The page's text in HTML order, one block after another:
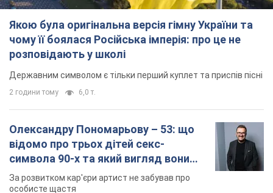
Якою була оригінальна версія гімну України та
чому її боялася Російська імперія: про це не
розповідають у школі
Державним символом є тільки перший куплет та приспів пісні
2 години тому 6,0 т.
Олександру Пономарьову – 53: що
відомо про трьох дітей секс-
символа 90-х та який вигляд вони
мають
За розвитком кар'єри артист не забував про
особисте щастя